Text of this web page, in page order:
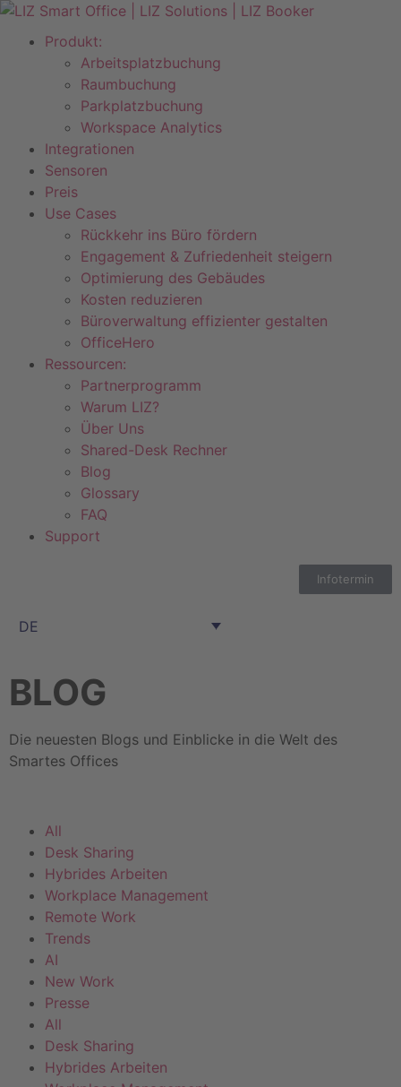
Produkt:
Arbeitsplatzbuchung
Raumbuchung
Parkplatzbuchung
Workspace Analytics
Integrationen
Sensoren
Preis
Use Cases
Rückkehr ins Büro fördern
Engagement & Zufriedenheit steigern
Optimierung des Gebäudes​
Kosten reduzieren
Büroverwaltung effizienter gestalten
OfficeHero
Ressourcen:
Partnerprogramm
Warum LIZ?
Über Uns
Shared-Desk Rechner
Blog
Glossary
FAQ
Support
Infotermin
DE
BLOG
Die neuesten Blogs und Einblicke in die Welt des
Smartes Offices
All
Desk Sharing
Hybrides Arbeiten
Workplace Management
Remote Work
Trends
AI
New Work
Presse
All
Desk Sharing
Hybrides Arbeiten